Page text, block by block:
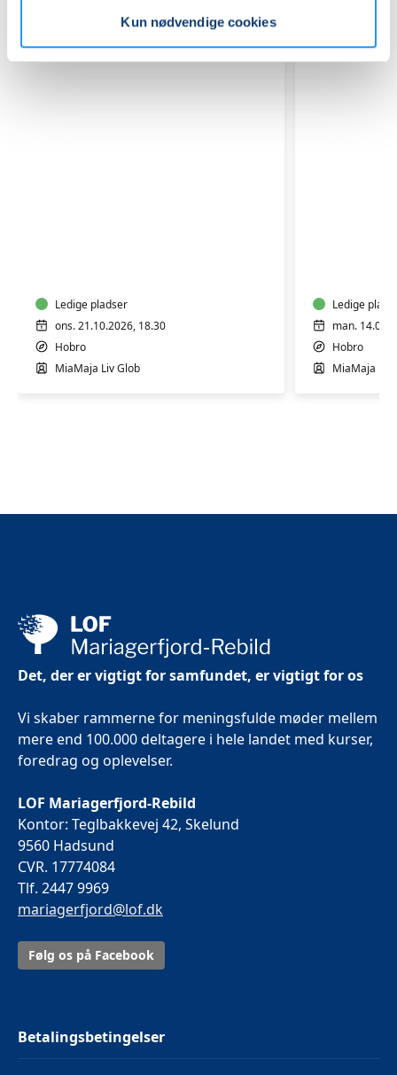
Kun nødvendige cookies
let
øvede
Ledige pladser
ons. 21.10.2026, 18.30
Hobro
MiaMaja Liv Glob
Ledige
man.
Hobro
MiaMaja Liv
Det, der er vigtigt for samfundet, er vigtigt for os
Vi skaber rammerne for meningsfulde møder mellem
mere end 100.000 deltagere i hele landet med kurser,
foredrag og oplevelser.
LOF Mariagerfjord-Rebild
Kontor: Teglbakkevej 42, Skelund
9560 Hadsund
CVR. 17774084
Tlf. 2447 9969
mariagerfjord@lof.dk
Følg os på Facebook
Betalingsbetingelser